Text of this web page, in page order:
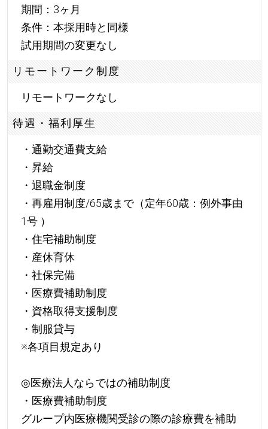
期間：3ヶ月
条件：本採用時と同様
試用期間の変更なし
リモートワーク制度
リモートワークなし
待遇・福利厚生
・通勤交通費支給
・昇給
・退職金制度
・再雇用制度/65歳まで（定年60歳：例外事由
1号 ）
・住宅補助制度
・産休育休
・社保完備
・医療費補助制度
・資格取得支援制度
・制服貸与
※各項目規定あり
◎医療法人ならではの補助制度
・医療費補助制度
グループ内医療機関受診の際の診療費を補助